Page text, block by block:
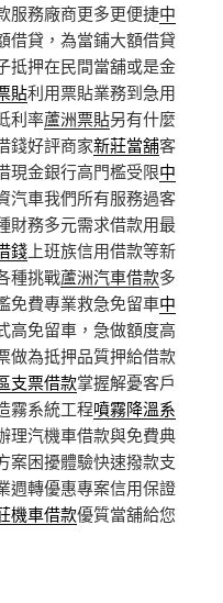
服務廠商更多更便捷中
借貸，為當鋪大額借貸
抵押在民間當舖或是金
貼利用票貼業務到急用
利率蘆洲票貼另有什麼
錢好評商家新莊當舖客
現金銀行高門檻受限中
汽車我們所有服務過客
財務多元需求借款用最
錢 上班族信用借款等新
種挑戰蘆洲汽車借款多
免費專業救急免留車中
高免留車，急做額度高
做為抵押品質押給借款
支票借款掌握解憂客戶
霧系統工程噴霧降溫系
理汽機車借款與免費典
案困擾體驗快速撥款支
週轉優惠專案信用保證
機車借款優質當舖給您